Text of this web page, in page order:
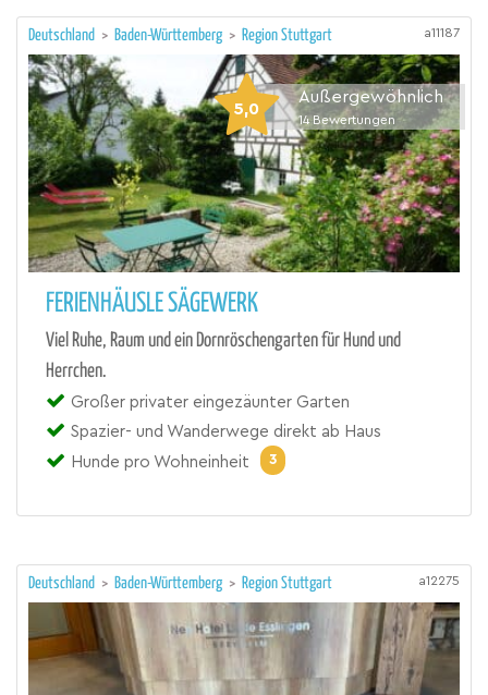
Deutschland > Baden-Württemberg > Region Stuttgart a11187
5,0
Außergewöhnlich
14 Bewertungen
FERIENHÄUSLE SÄGEWERK
Viel Ruhe, Raum und ein Dornröschengarten für Hund und
Herrchen.
Großer privater eingezäunter Garten
Spazier- und Wanderwege direkt ab Haus
Hunde pro Wohneinheit
3
Deutschland > Baden-Württemberg > Region Stuttgart a12275